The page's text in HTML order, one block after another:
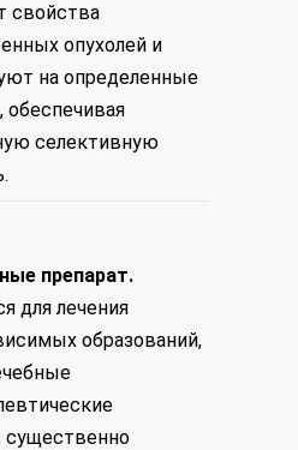
свойства
опухолей и
на определенные
селективную
препарат.
для лечения
образований,
существенно